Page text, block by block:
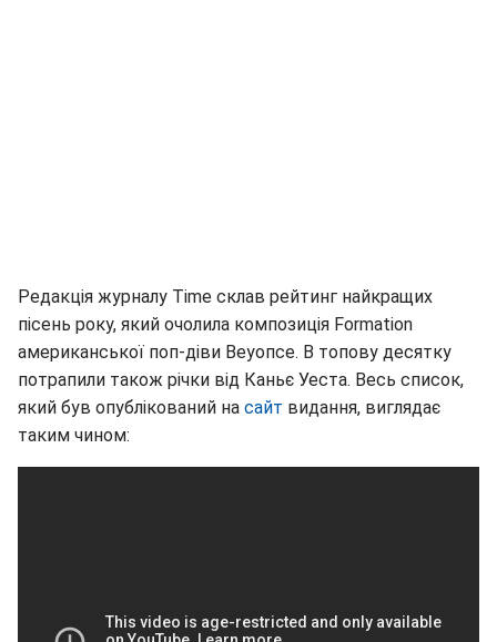
Редакція журналу Time склав рейтинг найкращих
пісень року, який очолила композиція Formation
американської поп-діви Веуопсе. В топову десятку
потрапили також річки від Каньє Уеста. Весь список,
який був опублікований на сайт видання, виглядає
таким чином: